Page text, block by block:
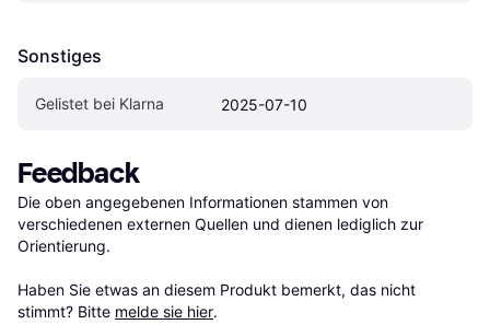
Sonstiges
Gelistet bei Klarna 2025-07-10
Feedback
Die oben angegebenen Informationen stammen von
verschiedenen externen Quellen und dienen lediglich zur
Orientierung.
Haben Sie etwas an diesem Produkt bemerkt, das nicht
stimmt? Bitte melde sie hier.